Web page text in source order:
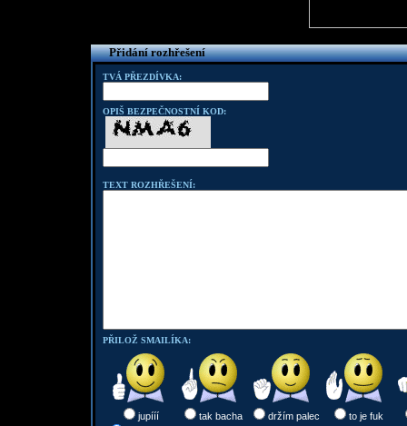
Přidání rozhřešení
TVÁ PŘEZDÍVKA:
OPIŠ BEZPEČNOSTNÍ KOD:
TEXT ROZHŘEŠENÍ:
PŘILOŽ SMAILÍKA:
jupííí tak bacha držím palec
to je fuk